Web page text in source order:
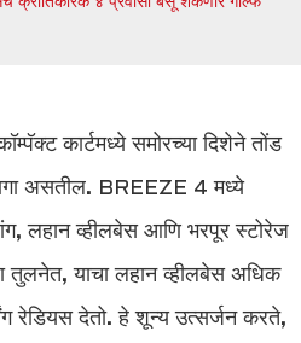
क्रांतिकारक ४ प्रवासी बसू शकणारे गोल्फ
कार्टमध्ये समोरच्या दिशेने तोंड
असतील. BREEZE 4 मध्ये
लहान व्हीलबेस आणि भरपूर स्टोरेज
तुलनेत, याचा लहान व्हीलबेस अधिक
रेडियस देतो. हे शून्य उत्सर्जन करते,